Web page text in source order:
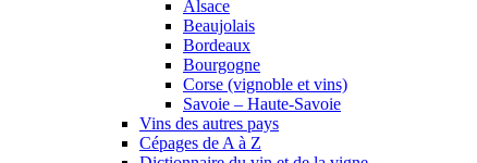
Alsace
Beaujolais
Bordeaux
Bourgogne
Corse (vignoble et vins)
Savoie – Haute-Savoie
Vins des autres pays
Cépages de A à Z